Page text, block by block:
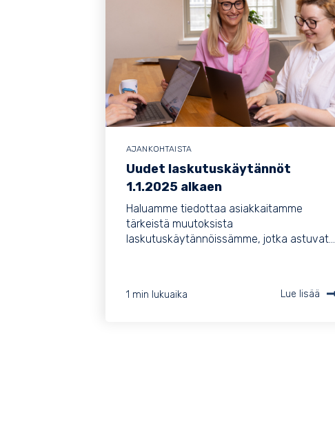
AJANKOHTAISTA
Uudet laskutuskäytännöt
1.1.2025 alkaen
Haluamme tiedottaa asiakkaitamme
tärkeistä muutoksista
laskutuskäytännöissämme, jotka astuvat...
1 min lukuaika Lue lisää